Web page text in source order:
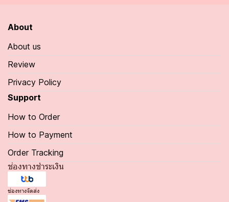
About
About us
Review
Privacy Policy
Support
How to Order
How to Payment
Order Tracking
ช่องทางชำระเงิน
ช่องทางจัดส่ง